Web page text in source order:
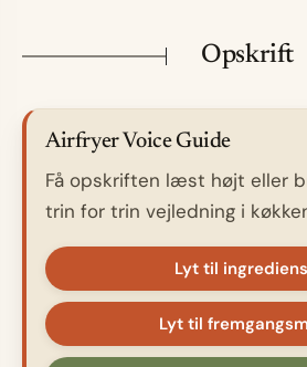
Opskrift
Airfryer Voice Guide
Få opskriften læst højt eller
trin for trin vejledning i
Lyt til
Lyt til